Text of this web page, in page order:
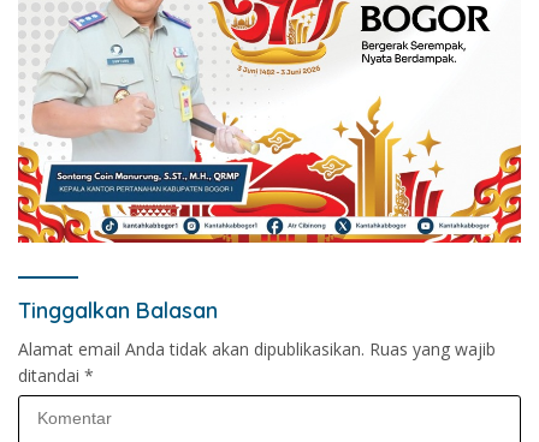
Tinggalkan Balasan
Alamat email Anda tidak akan dipublikasikan. Ruas yang wajib
ditandai *